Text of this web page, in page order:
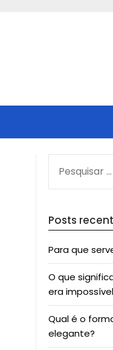
POR:
Posts
Para que
O que
era
Qual é o
elegante?